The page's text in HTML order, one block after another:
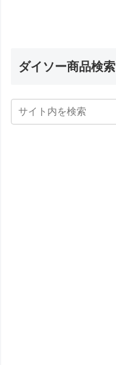
ダイソー商品検索